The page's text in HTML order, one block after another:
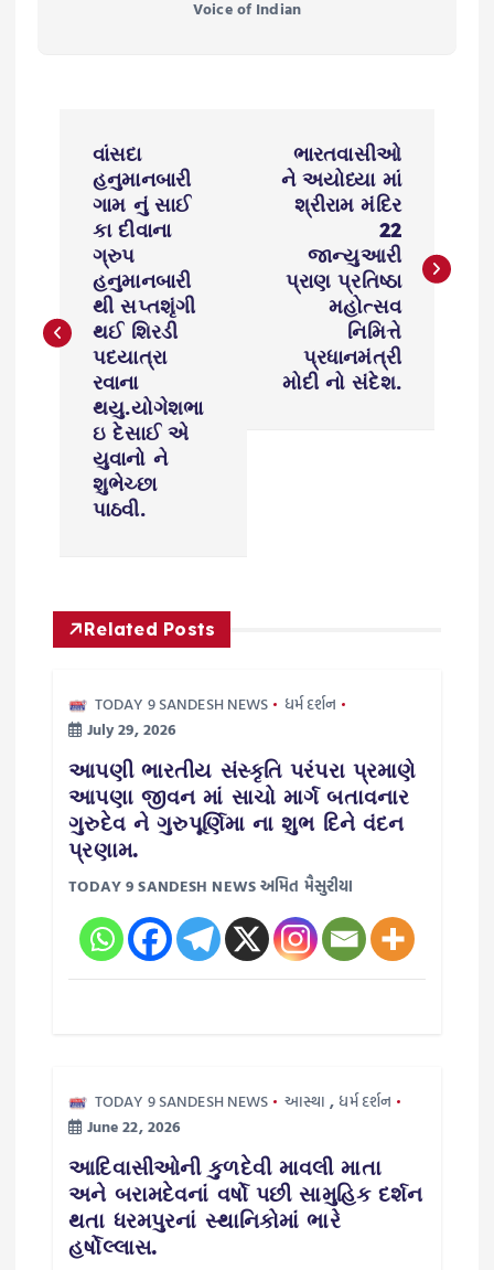
Voice of Indian
n
a
વાંસદા
હનુમાનબારી
ગામ નું સાઈ
કા દીવાના
ગ્રુપ
હનુમાનબારી
થી સપ્તશૃંગી
થઈ શિરડી
પદયાત્રા
રવાના
થયુ.યોગેશભા
ઇ દેસાઈ એ
યુવાનો ને
શુભેચ્છા
પાઠવી.
ભારતવાસીઓ
ને અયોધ્યા માં
શ્રીરામ મંદિર
22
જાન્યુઆરી
પ્રાણ પ્રતિષ્ઠા
મહોત્સવ
નિમિત્તે
પ્રધાનમંત્રી
મોદી નો સંદેશ.
Related Posts
TODAY 9 SANDESH NEWS
ધર્મ દર્શન
July 29, 2026
આપણી ભારતીય સંસ્કૃતિ પરંપરા પ્રમાણે
આપણા જીવન માં સાચો માર્ગ બતાવનાર
ગુરુદેવ ને ગુરુપૂર્ણિમા ના શુભ દિને વંદન
પ્રણામ.
TODAY 9 SANDESH NEWS અમિત મૈસુરીયા
TODAY 9 SANDESH NEWS આસ્થા , ધર્મ દર્શન
June 22, 2026
આદિવાસીઓની કુળદેવી માવલી માતા
અને બરામદેવનાં વર્ષો પછી સામુહિક દર્શન
થતા ધરમપુરનાં સ્થાનિકોમાં ભારે
હર્ષોલ્લાસ.